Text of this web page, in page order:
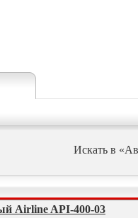
Искать в
Airline API-400-03